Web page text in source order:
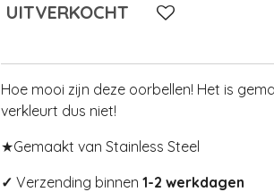
UITVERKOCHT
Hoe mooi zijn deze oorbellen! Het is
verkleurt dus niet!
★Gemaakt van Stainless Steel
✓ Verzending binnen 1-2 werkdagen